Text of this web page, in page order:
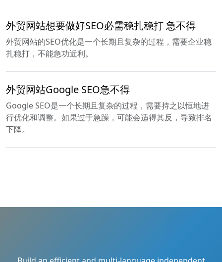
外贸网站想要做好SEO必需稳扎稳打 急不得
外贸网站的SEO优化是一个长期且复杂的过程，需要企业稳
扎稳打，不能急功近利。
外贸网站Google SEO急不得
Google SEO是一个长期且复杂的过程，需要持之以恒地进
行优化和调整。如果过于急躁，可能会适得其反，导致排名
下降。